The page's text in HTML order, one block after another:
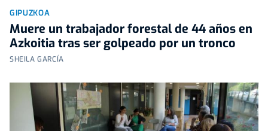
GIPUZKOA
Muere un trabajador forestal de 44 años en
Azkoitia tras ser golpeado por un tronco
SHEILA GARCÍA